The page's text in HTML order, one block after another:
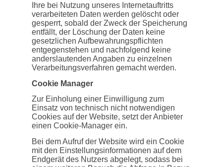
Ihre bei Nutzung unseres Internetauftritts
verarbeiteten Daten werden gelöscht oder
gesperrt, sobald der Zweck der Speicherung
entfällt, der Löschung der Daten keine
gesetzlichen Aufbewahrungspflichten
entgegenstehen und nachfolgend keine
anderslautenden Angaben zu einzelnen
Verarbeitungsverfahren gemacht werden.
Cookie Manager
Zur Einholung einer Einwilligung zum
Einsatz von technisch nicht notwendigen
Cookies auf der Website, setzt der Anbieter
einen Cookie-Manager ein.
Bei dem Aufruf der Website wird ein Cookie
mit den Einstellungsinformationen auf dem
Endgerät des Nutzers abgelegt, sodass bei